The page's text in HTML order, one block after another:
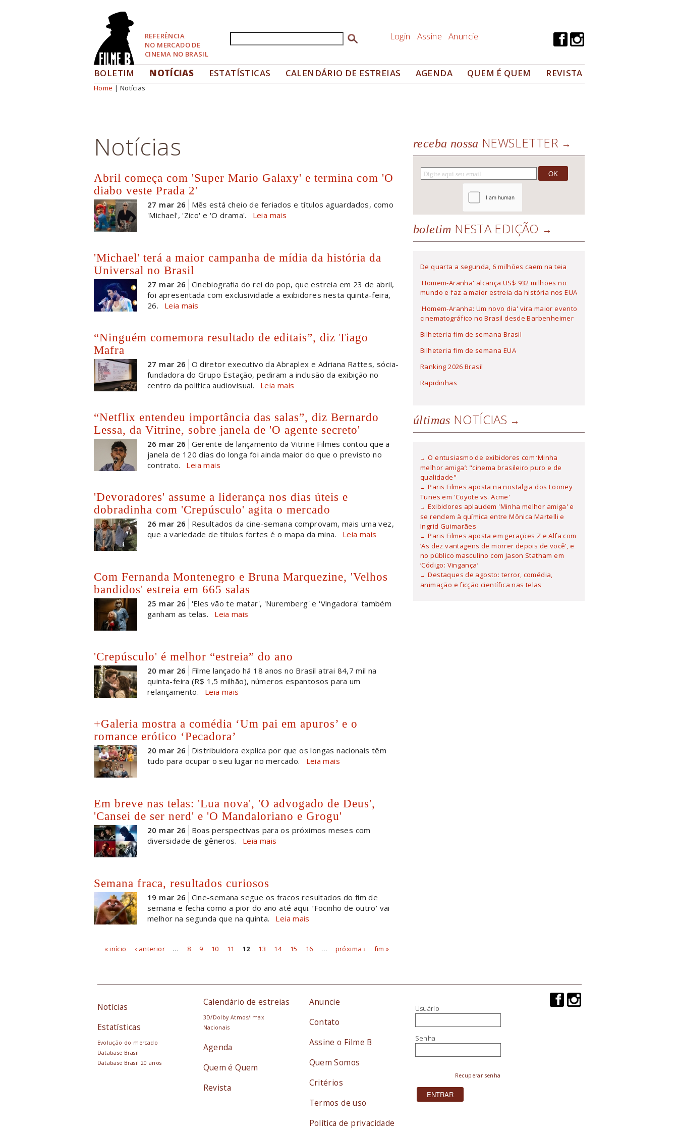
REFERÊNCIA
NO MERCADO DE
CINEMA NO BRASIL
Formulário de busca Login Assine Anuncie
BOLETIM NOTÍCIAS ESTATÍSTICAS CALENDÁRIO DE ESTREIAS AGENDA QUEM É QUEM REVISTA
Você está aqui
Home | Notícias
Notícias
Abril começa com 'Super Mario Galaxy' e termina com 'O
diabo veste Prada 2'
27 mar 26
Mês está cheio de feriados e títulos aguardados, como
'Michael', 'Zico' e 'O drama'.
Leia mais
'Michael' terá a maior campanha de mídia da história da
Universal no Brasil
27 mar 26
Cinebiografia do rei do pop, que estreia em 23 de abril,
foi apresentada com exclusividade a exibidores nesta quinta-feira,
26.
Leia mais
“Ninguém comemora resultado de editais”, diz Tiago
Mafra
27 mar 26
O diretor executivo da Abraplex e Adriana Rattes, sócia-
fundadora do Grupo Estação, pediram a inclusão da exibição no
centro da política audiovisual.
Leia mais
“Netflix entendeu importância das salas”, diz Bernardo
Lessa, da Vitrine, sobre janela de 'O agente secreto'
26 mar 26
Gerente de lançamento da Vitrine Filmes contou que a
janela de 120 dias do longa foi ainda maior do que o previsto no
contrato.
Leia mais
'Devoradores' assume a liderança nos dias úteis e
dobradinha com 'Crepúsculo' agita o mercado
26 mar 26
Resultados da cine-semana comprovam, mais uma vez,
que a variedade de títulos fortes é o mapa da mina.
Leia mais
Com Fernanda Montenegro e Bruna Marquezine, 'Velhos
bandidos' estreia em 665 salas
25 mar 26
'Eles vão te matar', 'Nuremberg' e 'Vingadora' também
ganham as telas.
Leia mais
'Crepúsculo' é melhor “estreia” do ano
20 mar 26
Filme lançado há 18 anos no Brasil atrai 84,7 mil na
quinta-feira (R$ 1,5 milhão), números espantosos para um
relançamento.
Leia mais
+Galeria mostra a comédia ‘Um pai em apuros’ e o
romance erótico ‘Pecadora’
20 mar 26
Distribuidora explica por que os longas nacionais têm
tudo para ocupar o seu lugar no mercado.
Leia mais
Em breve nas telas: 'Lua nova', 'O advogado de Deus',
'Cansei de ser nerd' e 'O Mandaloriano e Grogu'
20 mar 26
Boas perspectivas para os próximos meses com
diversidade de gêneros.
Leia mais
Semana fraca, resultados curiosos
19 mar 26
Cine-semana segue os fracos resultados do fim de
semana e fecha como a pior do ano até aqui. ‘Focinho de outro' vai
melhor na segunda que na quinta.
Leia mais
Páginas
« início ‹ anterior … 8 9 10 11 12 13 14 15 16 … próxima › fim »
receba nossa NEWSLETTER
boletim NESTA EDIÇÃO
De quarta a segunda, 6 milhões caem na teia
'Homem-Aranha' alcança US$ 932 milhões no
mundo e faz a maior estreia da história nos EUA
'Homem-Aranha: Um novo dia' vira maior evento
cinematográfico no Brasil desde Barbenheimer
Bilheteria fim de semana Brasil
Bilheteria fim de semana EUA
Ranking 2026 Brasil
Rapidinhas
últimas NOTÍCIAS
O entusiasmo de exibidores com ‘Minha
melhor amiga’: "cinema brasileiro puro e de
qualidade"
Paris Filmes aposta na nostalgia dos Looney
Tunes em 'Coyote vs. Acme'
Exibidores aplaudem 'Minha melhor amiga' e
se rendem à química entre Mônica Martelli e
Ingrid Guimarães
Paris Filmes aposta em gerações Z e Alfa com
‘As dez vantagens de morrer depois de você’, e
no público masculino com Jason Statham em
‘Código: Vingança’
Destaques de agosto: terror, comédia,
animação e ficção científica nas telas
Notícias
Estatísticas
Evolução do mercado
Database Brasil
Database Brasil 20 anos
Calendário de estreias
3D/Dolby Atmos/Imax
Nacionais
Agenda
Quem é Quem
Revista
Anuncie
Contato
Assine o Filme B
Quem Somos
Critérios
Termos de uso
Política de privacidade
Usuário
Senha
Recuperar senha